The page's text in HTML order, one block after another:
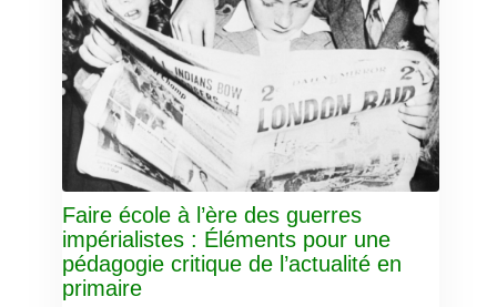
Faire école à l’ère des guerres
impérialistes : Éléments pour une
pédagogie critique de l’actualité en
primaire